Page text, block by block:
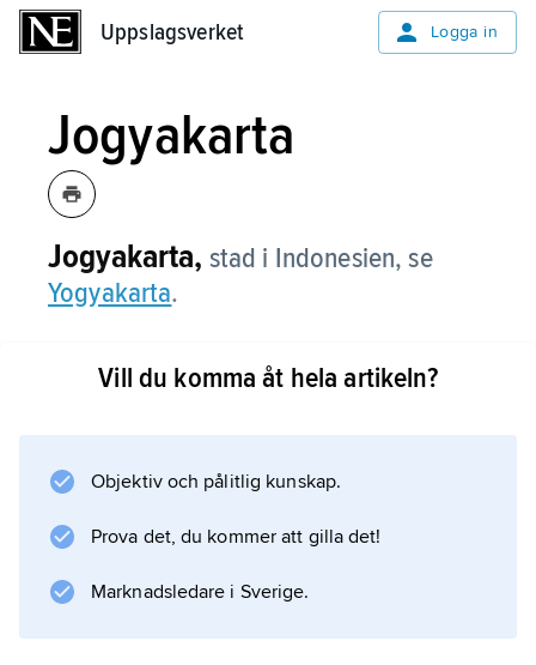
Uppslagsverket Logga in
Jogyakarta
Jogyakarta, stad i Indonesien, se
Yogyakarta.
Vill du komma åt hela artikeln?
Objektiv och pålitlig kunskap.
Prova det, du kommer att gilla det!
Marknadsledare i Sverige.